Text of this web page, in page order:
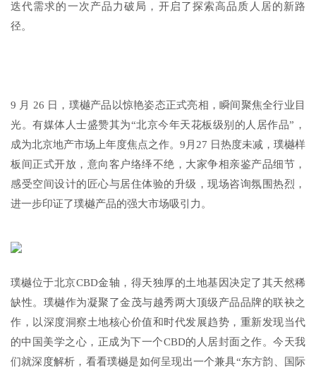
迭代需求的一次产品力破局，开启了探索高品质人居的新路
径。
9 月 26 日，璞樾产品以惊艳姿态正式亮相，瞬间聚焦全行业目
光。有媒体人士盛赞其为“北京今年天花板级别的人居作品”，
成为北京地产市场上年度焦点之作。9月27 日热度未减，璞樾样
板间正式开放，意向客户络绎不绝，大家争相亲鉴产品细节，
感受空间设计的匠心与居住体验的升级，现场咨询氛围热烈，
进一步印证了璞樾产品的强大市场吸引力。
璞樾位于北京CBD金轴，得天独厚的土地基因决定了其天然稀
缺性。璞樾作为凝聚了金茂与越秀两大顶级产品品牌的联袂之
作，以深度洞察土地核心价值和时代发展趋势，重新发现当代
的中国美学之心，正成为下一个CBD的人居封面之作。今天我
们就深度解析，看看璞樾是如何呈现出一个兼具“东方韵、国际